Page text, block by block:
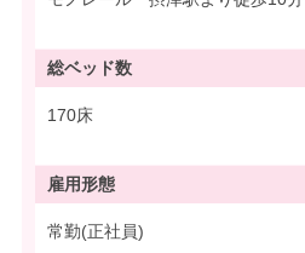
総ベッド数
170床
雇用形態
常勤(正社員)